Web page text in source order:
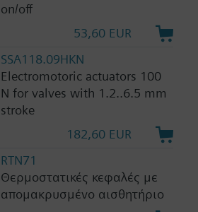
on/off
53,60 EUR
SSA118.09HKN
Electromotoric actuators 100
N for valves with 1.2..6.5 mm
stroke
182,60 EUR
RTN71
Θερμοστατικές κεφαλές με
απομακρυσμένο αισθητήριο